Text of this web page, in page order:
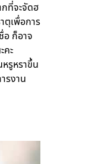
ที่จะจัดฮ
ตุเพื่อการ
อ ก็อาจ
คะ
รูหราขึ้น
รงาน